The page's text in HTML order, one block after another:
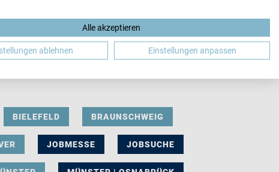
DE
BIELEFELD BRAUNSCHWEIG
JOBMESSE JOBSUCHE
Alle akzeptieren
ablehnen Einstellungen anpassen